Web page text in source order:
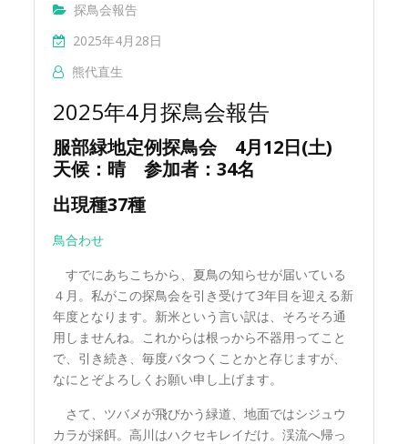
探鳥会報告
2025年4月28日
熊代直生
2025年4月探鳥会報告
服部緑地定例探鳥会 4月12日(土)
天候：晴 参加者：34名
出現種37種
鳥合わせ
すでにあちこちから、夏鳥の知らせが届いている
４月。私がこの探鳥会を引き受けて3年目を迎える新
年度となります。新米という言い訳は、そろそろ通
用しませんね。これからは根っから不器用ってこと
で、引き続き、毎度バタつくことかと存じますが、
なにとぞよろしくお願い申し上げます。
さて、ツバメが飛びかう緑道、地面ではシジュウ
カラが採餌。高川はハクセキレイだけ。渓流へ帰っ